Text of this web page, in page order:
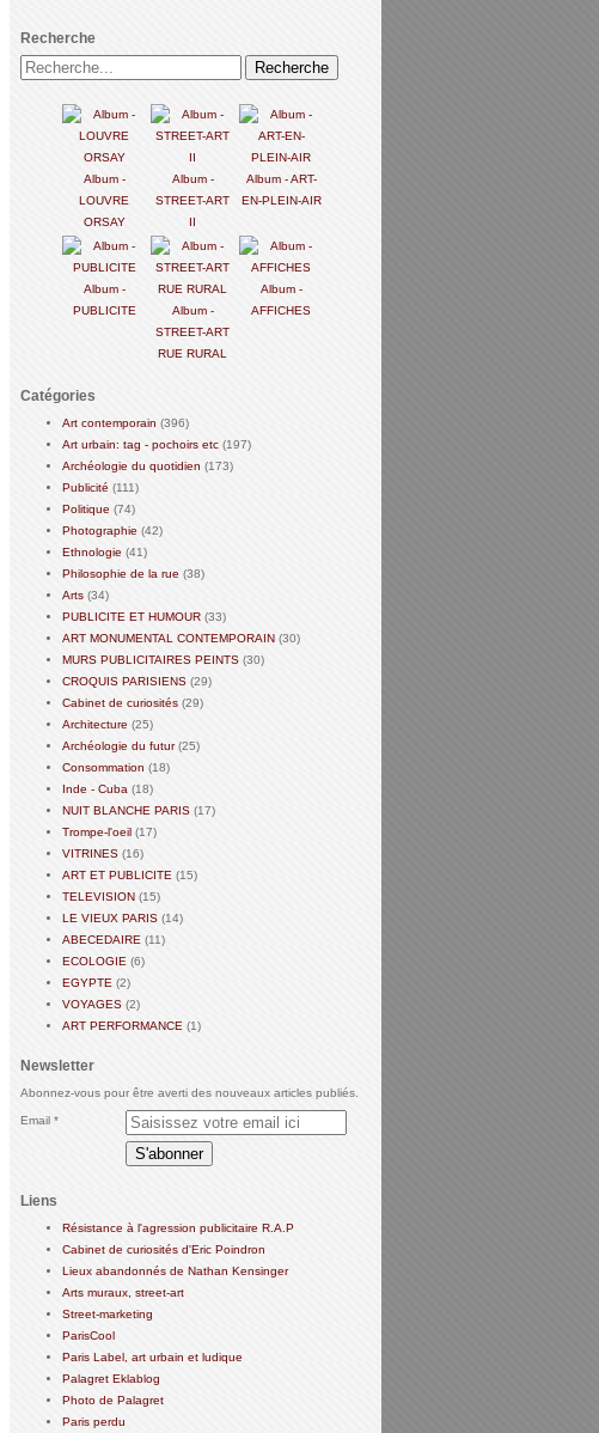
Recherche
Album -
LOUVRE
ORSAY
Album -
STREET-ART
II
Album - ART-
EN-PLEIN-AIR
Album -
PUBLICITE
Album -
STREET-ART
RUE RURAL
Album -
AFFICHES
Catégories
Art contemporain (396)
Art urbain: tag - pochoirs etc (197)
Archéologie du quotidien (173)
Publicité (111)
Politique (74)
Photographie (42)
Ethnologie (41)
Philosophie de la rue (38)
Arts (34)
PUBLICITE ET HUMOUR (33)
ART MONUMENTAL CONTEMPORAIN (30)
MURS PUBLICITAIRES PEINTS (30)
CROQUIS PARISIENS (29)
Cabinet de curiosités (29)
Architecture (25)
Archéologie du futur(25)
Consommation (18)
Inde - Cuba (18)
NUIT BLANCHE PARIS (17)
Trompe-l'oeil (17)
VITRINES (16)
ART ET PUBLICITE (15)
TELEVISION (15)
LE VIEUX PARIS (14)
ABECEDAIRE (11)
ECOLOGIE (6)
EGYPTE (2)
VOYAGES (2)
ART PERFORMANCE (1)
Newsletter
Abonnez-vous pour être averti des nouveaux articles publiés.
Email
Liens
Résistance à l'agression publicitaire R.A.P
Cabinet de curiosités d'Eric Poindron
Lieux abandonnés de Nathan Kensinger
Arts muraux, street-art
Street-marketing
ParisCool
Paris Label, art urbain et ludique
Palagret Eklablog
Photo de Palagret
Paris perdu